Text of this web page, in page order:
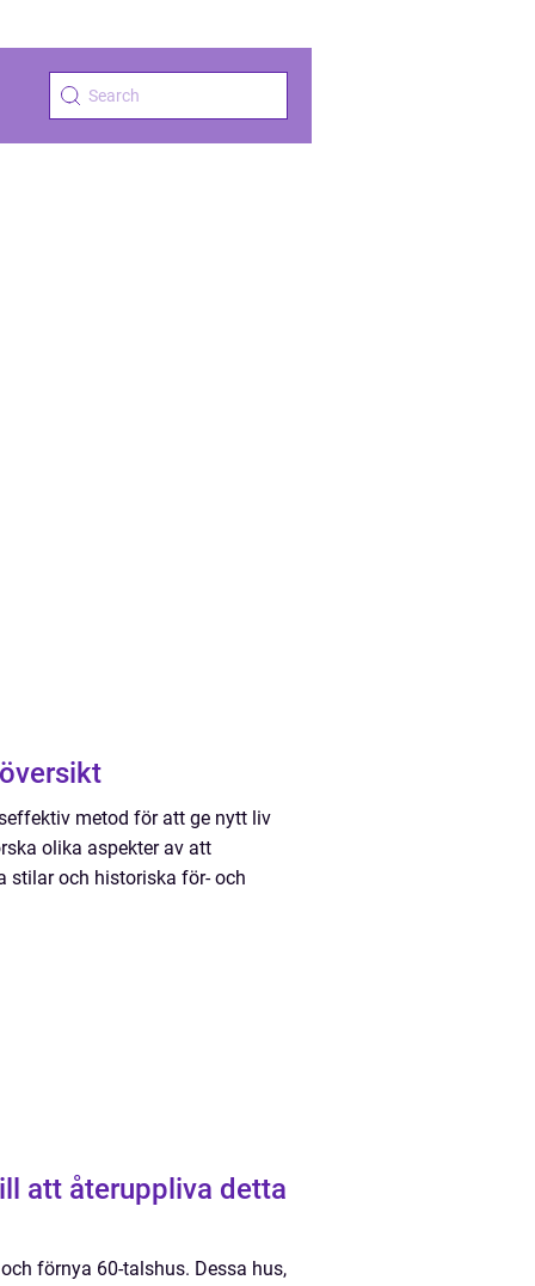
metod för att ge nytt liv
olika aspekter av att
stilar och historiska för- och
att återuppliva detta
förnya 60-talshus. Dessa hus,